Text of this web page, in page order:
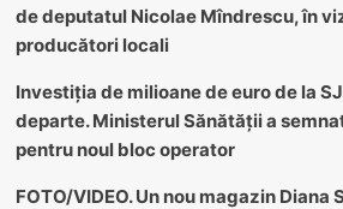
de deputatul Nicolae Mîndrescu, în
producători locali
Investiția de milioane de euro de la
departe. Ministerul Sănătății a
pentru noul bloc operator
FOTO/VIDEO. Un nou magazin Diana